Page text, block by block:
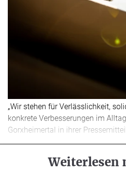
„Wir stehen für Verlässlichkeit,
konkrete Verbesserungen im
Gorxheimertal in ihrer
Weiterlesen